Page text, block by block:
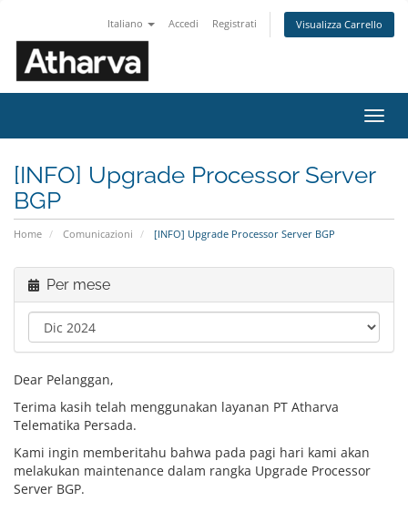
Italiano Accedi Registrati Visualizza Carrello
Attiva
[INFO] Upgrade Processor Server
BGP
Home Comunicazioni [INFO] Upgrade Processor Server BGP
Per mese
Dear Pelanggan,
Terima kasih telah menggunakan layanan PT Atharva
Telematika Persada.
Kami ingin memberitahu bahwa pada pagi hari kami akan
melakukan maintenance dalam rangka Upgrade Processor
Server BGP.